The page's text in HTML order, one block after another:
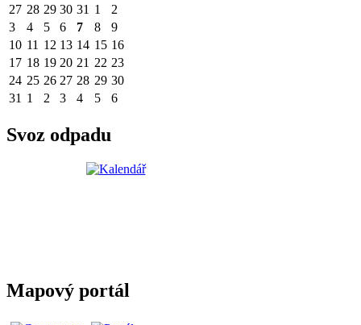
27 28 29 30 31 1
2
3
4 5 6 7 8
9
10 11 12 13 14 15 16
17 18 19 20 21 22 23
24 25 26 27 28 29 30
31 1 2 3 4 5 6
Svoz odpadu
Mapový portál